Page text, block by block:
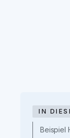
IN
Beispiel